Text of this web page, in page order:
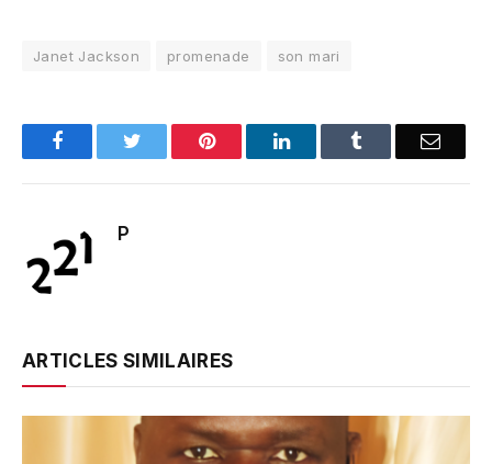
Janet Jackson promenade son mari
FacebookTwitter Pinterest LinkedInTumblr Email
P
ARTICLES SIMILAIRES